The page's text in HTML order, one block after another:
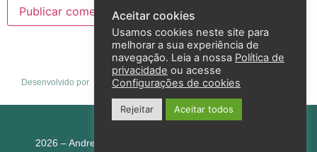
Desenvolvido por
Política de privacidade
2026 – Andreza Goulart – Todos os direitos reservados
Aceitar cookies
Usamos cookies neste site para
melhorar a sua experiência de
navegação. Leia a nossa Política de
privacidade ou acesse
Configurações de cookies
Rejeitar Aceitar todos